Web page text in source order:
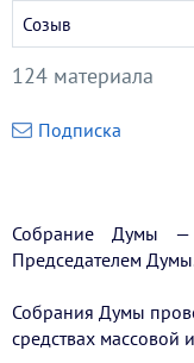
созыв
Созыв
124 материала
Подписка
Собрание Думы —
Председателем
Собрания Думы
средствах массовой